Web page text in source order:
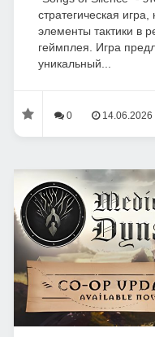
стратегическая
элементы тактики в
геймплея. Игра
уникальный...
0 14.06.2026